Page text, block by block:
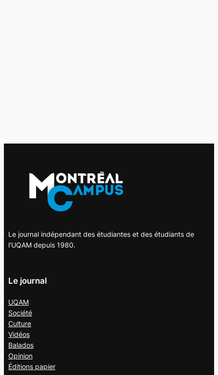
Le journal indépendant des étudiantes et des étudiants de
l'UQAM depuis 1980.
Le journal
UQAM
Société
Culture
Vidéos
Balados
Opinion
Éditions papier